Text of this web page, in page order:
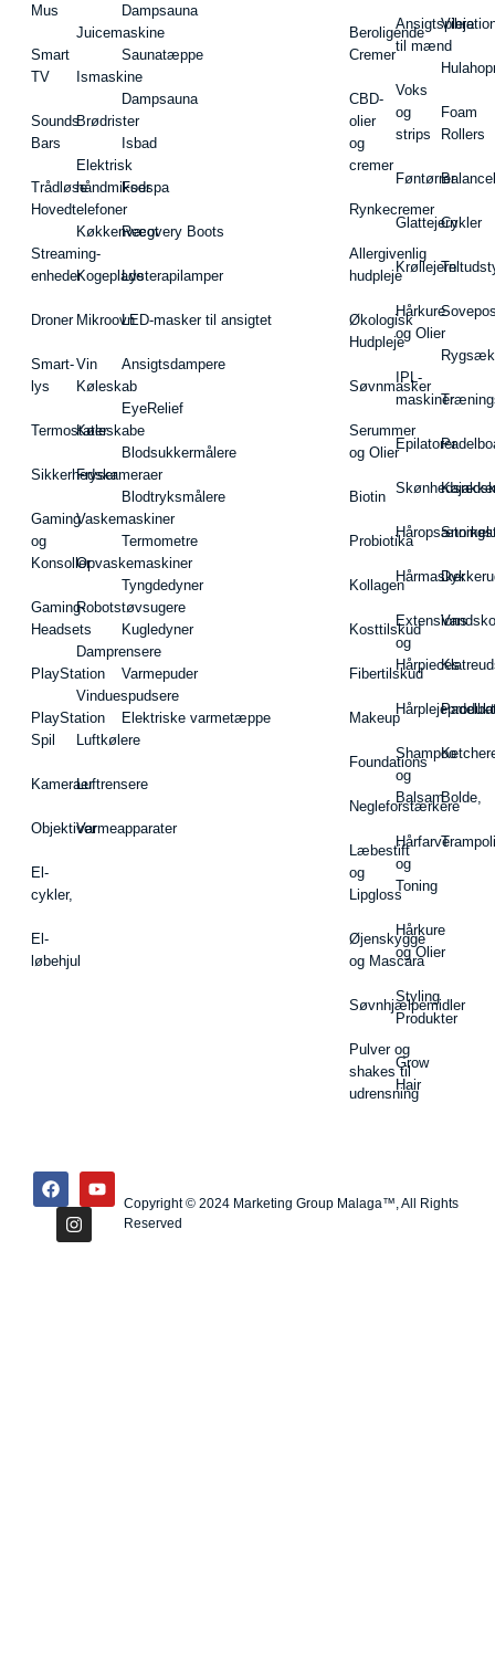
Mus
Smart
TV
Sounds
Bars
Trådløse
Hovedtelefoner
Streaming-
enheder
Droner
Smart-
lys
Termostater
Sikkerhedskameraer
Gaming
og
Konsoller
Gaming-
Headsets
PlayStation
PlayStation
Spil
Kameraer
Objektiver
El-
cykler,
El-
løbehjul
Juicemaskine
Ismaskine
Brødrister
Elektrisk
håndmikser
Køkkenvægt
Kogeplade
Mikroovn
Vin
Køleskab
Køleskabe
Fryser
Vaskemaskiner
Opvaskemaskiner
Robotstøvsugere
Damprensere
Vinduespudsere
Luftkølere
Luftrensere
Varmeapparater
Dampsauna
Saunatæppe
Dampsauna
Isbad
Fodspa
Recovery Boots
Lysterapilamper
LED-masker til ansigtet
Ansigtsdampere
EyeRelief
Blodsukkermålere
Blodtryksmålere
Termometre
Tyngdedyner
Kugledyner
Varmepuder
Elektriske varmetæppe
Beroligende
Cremer
CBD-
olier
og
cremer
Rynkecremer
Allergivenlig
hudpleje
Økologisk
Hudpleje
Søvnmasker
Serummer
og Olier
Biotin
Probiotika
Kollagen
Kosttilskud
Fibertilskud
Makeup
Foundations
Negleforstærkere
Læbestift
og
Lipgloss
Øjenskygge
og Mascara
Søvnhjælpemidler
Pulver og
shakes til
udrensning
Ansigtspleje
til mænd
Voks
og
strips
Føntørrer
Glattejern
Krøllejern
Hårkure
og Olier
IPL-
maskiner
Epilatorer
Hårmasker
Extensions
og
Hårpieces
Shampoo
og
Balsam
Hårfarve
og
Toning
Hårkure
og Olier
Styling
Produkter
Grow
Hair
Foam
Rollers
Cykler
Vandsko
Bolde,
Copyright © 2024 Marketing Group Malaga™, All Rights
Reserved